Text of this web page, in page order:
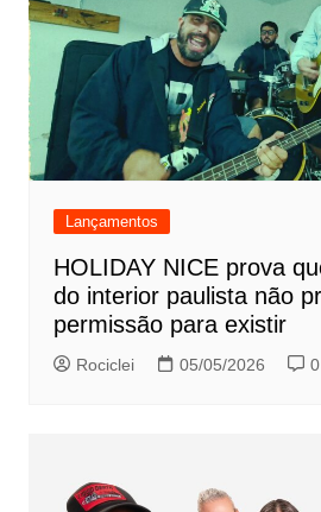
Lançamentos
HOLIDAY NICE prova
do interior paulista não
permissão para existir
Rociclei 05/05/2026 0